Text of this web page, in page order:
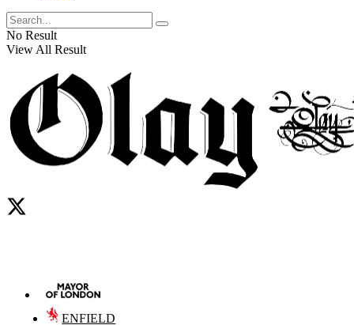
No Result
View All Result
ENFIELD